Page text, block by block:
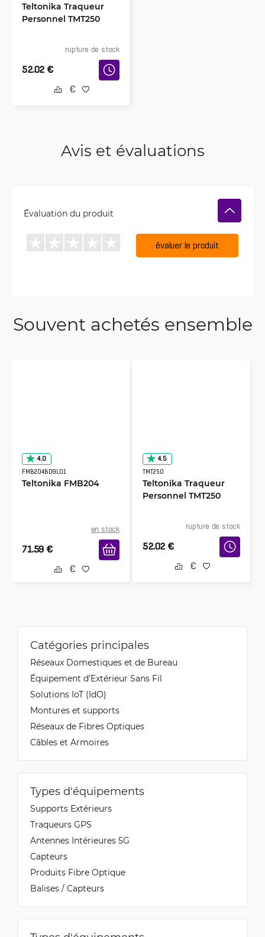
Teltonika Traqueur
Personnel TMT250
rupture de stock
52.02 €
Avis et évaluations
Évaluation du produit
évaluer le produit
Souvent achetés ensemble
4.0
FMB204BD9L01
Teltonika FMB204
en stock
71.59 €
4.5
TMT250
Teltonika Traqueur
Personnel TMT250
rupture de stock
52.02 €
Catégories principales
Réseaux Domestiques et de Bureau
Équipement d’Extérieur Sans Fil
Solutions IoT (IdO)
Montures et supports
Réseaux de Fibres Optiques
Câbles et Armoires
Types d'équipements
Supports Extérieurs
Traqueurs GPS
Antennes Intérieures 5G
Capteurs
Produits Fibre Optique
Balises / Capteurs